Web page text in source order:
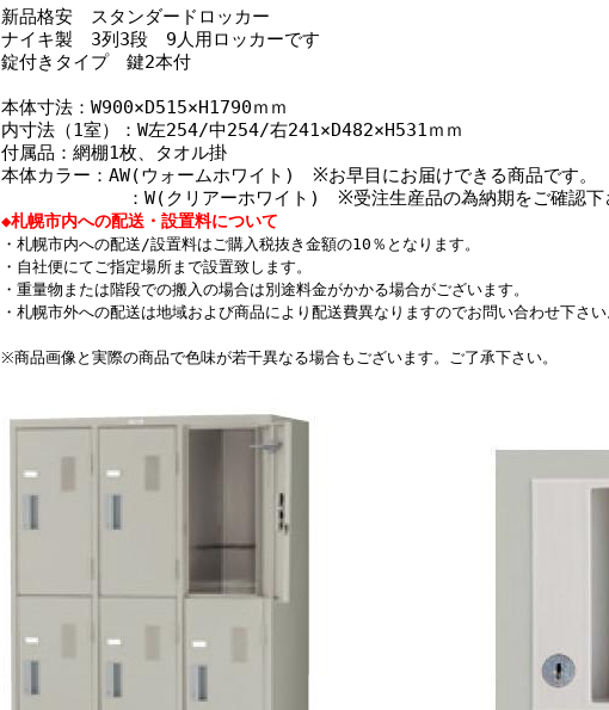
新品格安 スタンダードロッカー
ナイキ製 3列3段 9人用ロッカーです
錠付きタイプ 鍵2本付
本体寸法：W900×D515×H1790ｍｍ
内寸法（1室）：W左254/中254/右241×D482×H531ｍｍ
付属品：網棚1枚、タオル掛
本体カラー：AW(ウォームホワイト) ※お早目にお届けできる商品です。
：W(クリアーホワイト) ※受注生産品の為納期をご確認下さ
◆札幌市内への配送・設置料について
・札幌市内への配送/設置料はご購入税抜き金額の10％となります。
・自社便にてご指定場所まで設置致します。
・重量物または階段での搬入の場合は別途料金がかかる場合がございます。
・札幌市外への配送は地域および商品により配送費異なりますのでお問い合わせ下さい
※商品画像と実際の商品で色味が若干異なる場合もございます。ご了承下さい。